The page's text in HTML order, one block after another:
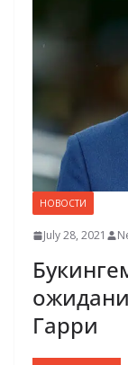
НОВОСТИ
July 28, 2021
Гарри